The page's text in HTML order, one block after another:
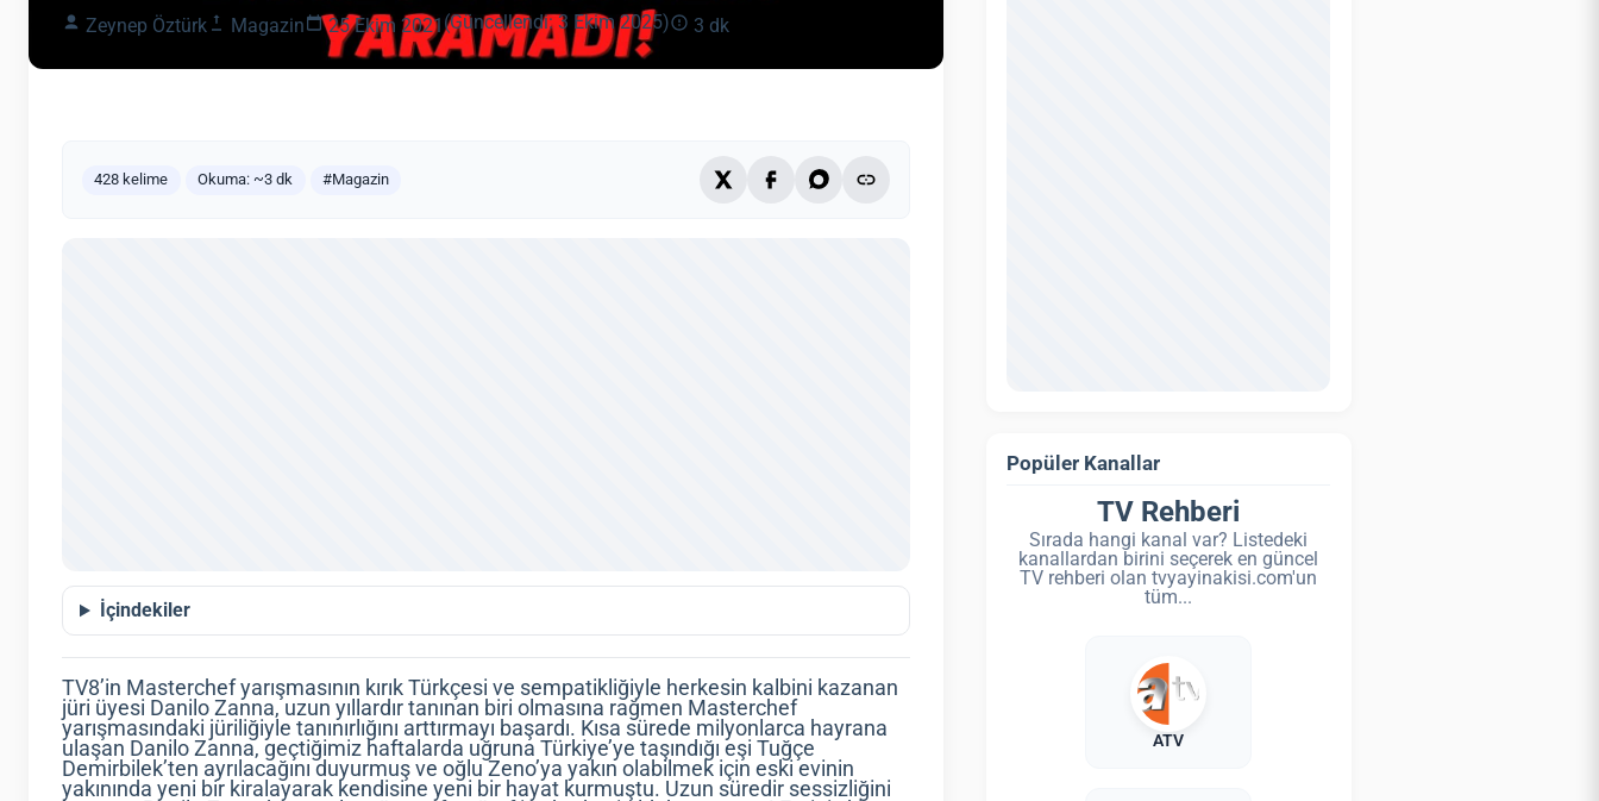
Zeynep Öztürk Magazin 25 Ekim 2021 (Güncellendi: 3 Ekim 2025) 3 dk
428 kelime Okuma: ~3 dk #Magazin
İçindekiler
TV8’in Masterchef yarışmasının kırık Türkçesi ve sempatikliğiyle herkesin kalbini kazanan
jüri üyesi Danilo Zanna, uzun yıllardır tanınan biri olmasına rağmen Masterchef
yarışmasındaki jüriliğiyle tanınırlığını arttırmayı başardı. Kısa sürede milyonlarca hayrana
ulaşan Danilo Zanna, geçtiğimiz haftalarda uğruna Türkiye’ye taşındığı eşi Tuğçe
Demirbilek’ten ayrılacağını duyurmuş ve oğlu Zeno’ya yakın olabilmek için eski evinin
yakınında yeni bir kiralayarak kendisine yeni bir hayat kurmuştu. Uzun süredir sessizliğini
Popüler Kanallar
TV Rehberi
Sırada hangi kanal var? Listedeki
kanallardan birini seçerek en güncel
TV rehberi olan tvyayinakisi.com'un
tüm...
ATV